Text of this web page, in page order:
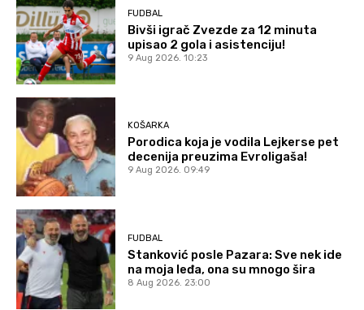
FUDBAL
Bivši igrač Zvezde za 12 minuta
upisao 2 gola i asistenciju!
9 Aug 2026. 10:23
KOŠARKA
Porodica koja je vodila Lejkerse pet
decenija preuzima Evroligaša!
9 Aug 2026. 09:49
FUDBAL
Stanković posle Pazara: Sve nek ide
na moja leđa, ona su mnogo šira
8 Aug 2026. 23:00